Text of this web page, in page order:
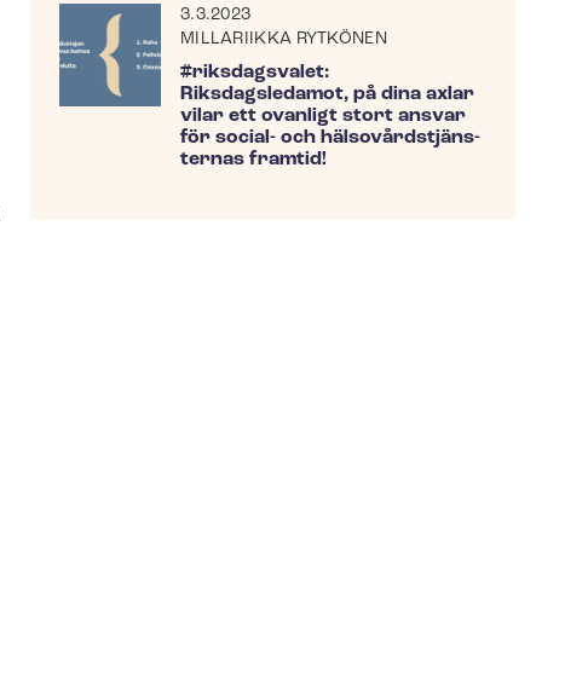
3.3.2023
MILLARIIKKA RYTKÖNEN
#riksdagsvalet:
Riksdagsledamot, på dina axlar
vilar ett ovanligt stort ansvar
för social- och häl­so­vårds­tjäns­
ter­nas framtid!